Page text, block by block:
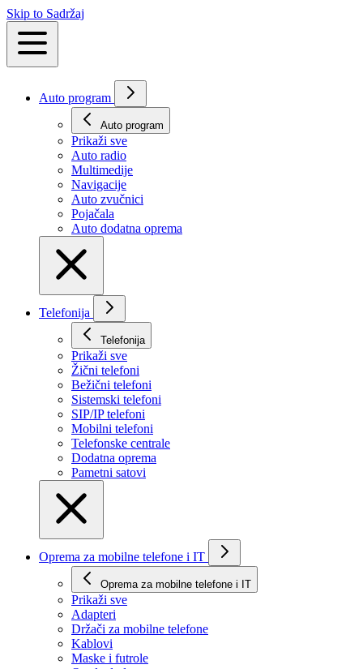
Skip to Sadržaj
Auto program
Auto program
Prikaži svе
Auto radio
Multimedije
Navigacije
Auto zvučnici
Pojačala
Auto dodatna oprema
Telefonija
Telefonija
Prikaži svе
Žični telefoni
Bežični telefoni
Sistemski telefoni
SIP/IP telefoni
Mobilni telefoni
Telefonske centrale
Dodatna oprema
Pametni satovi
Oprema za mobilne telefone i IT
Oprema za mobilne telefone i IT
Prikaži svе
Adapteri
Držači za mobilne telefone
Kablovi
Maske i futrole